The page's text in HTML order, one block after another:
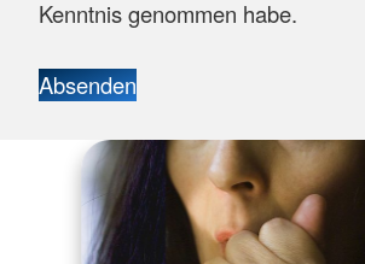
Kenntnis genommen habe.
Absenden